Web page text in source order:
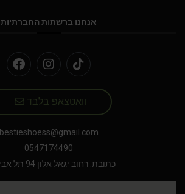
אנחנו ברשתות החברתיות
וואטצאפ בלבד
bestieshoess@gmail.com
0547174490
כתובת: רחוב יגאל אלון 94 תל אביב יפו